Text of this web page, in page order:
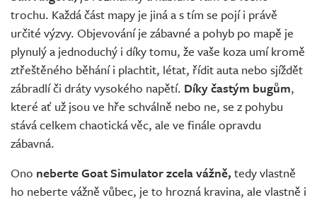
trochu. Každá část mapy je jiná a s tím se pojí i právě
určité výzvy. Objevování je zábavné a pohyb po mapě je
plynulý a jednoduchý i díky tomu, že vaše koza umí kromě
ztřeštěného běhání i plachtit, létat, řídit auta nebo sjíždět
zábradlí či dráty vysokého napětí. Díky častým bugům,
které ať už jsou ve hře schválně nebo ne, se z pohybu
stává celkem chaotická věc, ale ve finále opravdu
zábavná.
Ono neberte Goat Simulator zcela vážně, tedy vlastně
ho neberte vážně vůbec, je to hrozná kravina, ale vlastně i